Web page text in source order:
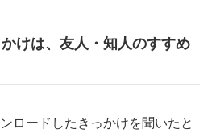
けは、友人・知人のすすめ
ロードしたきっかけを聞いたと